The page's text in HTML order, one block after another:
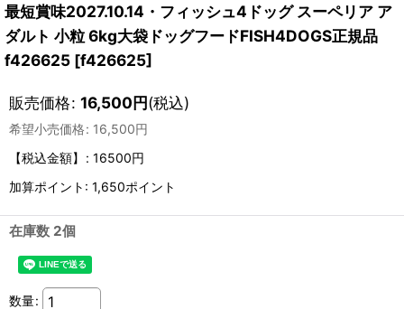
最短賞味2027.10.14・フィッシュ4ドッグ スーペリア ア
ダルト 小粒 6kg大袋ドッグフードFISH4DOGS正規品
f426625 [f426625]
販売価格: 16,500円(税込)
希望小売価格: 16,500円
【税込金額】
: 16500円
加算ポイント: 1,650ポイント
在庫数 2個
数量: